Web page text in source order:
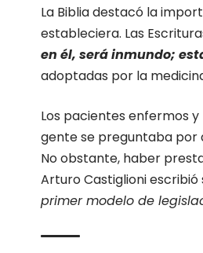
La Biblia destacó la
estableciera. Las
en él, será inmundo;
adoptadas por la
Los pacientes enfermos
gente se preguntaba por
No obstante, haber
Arturo Castiglioni
primer modelo de